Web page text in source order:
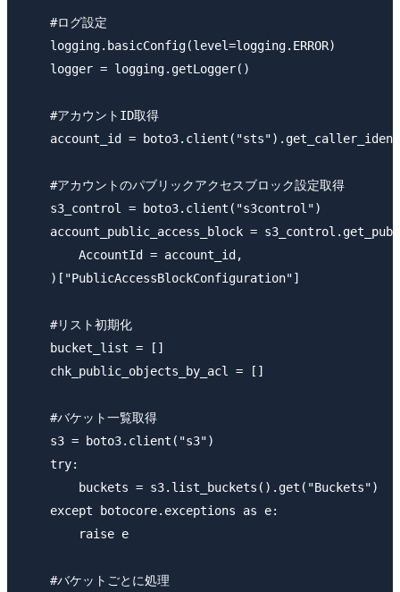
    #ログ設定
    logging.basicConfig(level=logging.ERROR)
    logger = logging.getLogger()
    #アカウントID取得
account_id =
    #アカウントのパブリックアクセスブロック設定取得
    s3_control = boto3.client("s3control")
account_public_access_block =
        AccountId = account_id,
    )["PublicAccessBlockConfiguration"]
    #リスト初期化
    bucket_list = []
    chk_public_objects_by_acl = []
    #バケット一覧取得
    s3 = boto3.client("s3")
    try:
        buckets = s3.list_buckets().get("Buckets")
    except botocore.exceptions as e:
        raise e
    #バケットごとに処理